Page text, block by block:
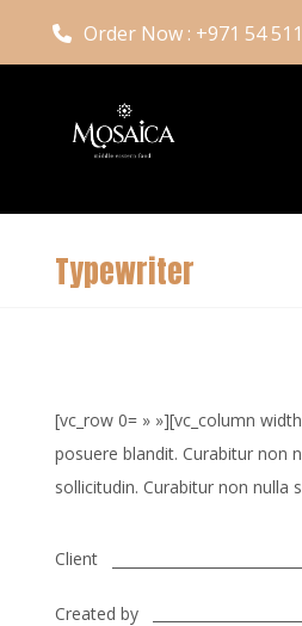
Order Now : +971 54
Typewriter
[vc_row 0= » »][vc_column
posuere blandit. Curabitur non
sollicitudin. Curabitur non nulla
Client
Created by